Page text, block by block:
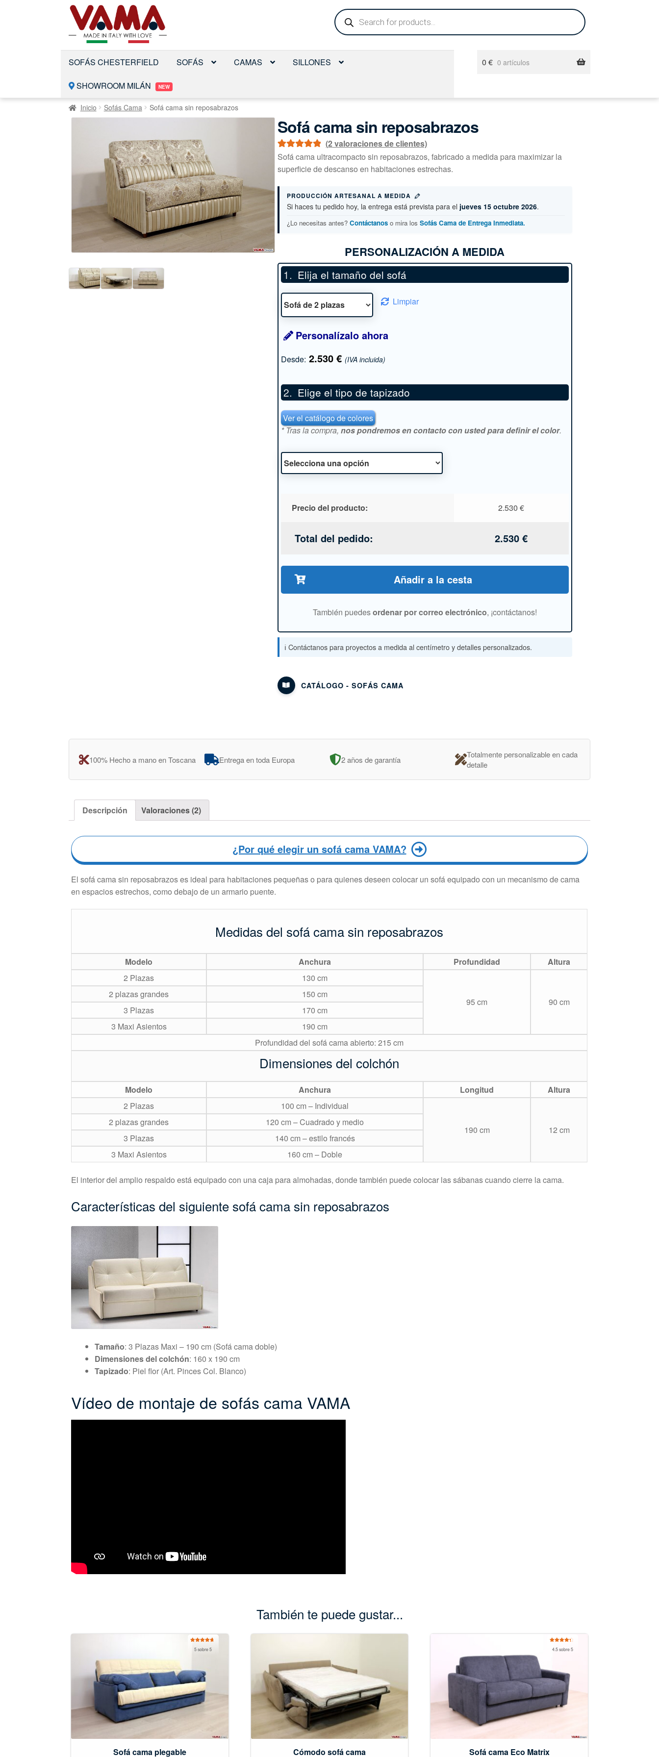
Saltar
la
navegación
Ir
al
contenido
Búsqueda
de
productos
SOFÁS CHESTERFIELD SOFÁS CAMAS SILLONES
SHOWROOM MILÁN NEW
0 € 0 artículos
Inicio Sofás Cama Sofá cama sin reposabrazos
Sofá cama sin reposabrazos
Valorado con
5.00de 5 en
2
de clientes
(2valoraciones de clientes)
Sofá cama ultracompacto sin reposabrazos, fabricado a medida para maximizar la
superficie de descanso en habitaciones estrechas.
PRODUCCIÓN ARTESANAL A MEDIDA
Si haces tu pedido hoy, la entrega está prevista para el jueves 15 octubre 2026.
¿Lo necesitas antes? Contáctanoso mira los Sofás Cama de Entrega Inmediata.
PERSONALIZACIÓN A MEDIDA
Elija el tamaño del sofá
Limpiar
Personalízalo ahora
Desde: 2.530 € (IVA incluida)
Elige el tipo de tapizado
Ver el catálogo de colores
* Tras la compra,nos pondremos en contacto con usted para definir el color.
Precio del producto: 2.530€
Total del pedido: 2.530€
Añadir a la cesta
También puedesordenar por correo electrónico, ¡contáctanos!
ℹ️ Contáctanos para proyectos a medida al centímetro y detalles personalizados.
CATÁLOGO - SOFÁS CAMA
100% Hecho a mano en Toscana Entrega en toda Europa 2 años de garantía
Totalmente personalizable en cada
detalle
Descripción Valoraciones (2)
¿Por qué elegir un sofá cama VAMA?
El sofá cama sin reposabrazos es ideal para habitaciones pequeñas o para quienes deseen colocar un sofá equipado con un mecanismo de cama
en espacios estrechos, como debajo de un armario puente.
Medidas del sofá cama sin reposabrazos
Modelo Anchura Profundidad
Altura
2 Plazas
130 cm
95 cm 90 cm
2 plazas grandes
150 cm
3 Plazas
170 cm
3 Maxi Asientos
190 cm
Profundidad del sofá cama abierto: 215 cm
Dimensiones del colchón
Modelo Anchura Longitud
Altura
2 Plazas
100 cm – Individual
190 cm 12 cm
2 plazas grandes
120 cm – Cuadrado y medio
3 Plazas
140 cm – estilo francés
3 Maxi Asientos
160 cm – Doble
El interior del amplio respaldo está equipado con una caja para almohadas, donde también puede colocar las sábanas cuando cierre la cama.
Características del siguiente sofá cama sin reposabrazos
Tamaño: 3 Plazas Maxi – 190 cm (Sofá cama doble)
Dimensiones del colchón: 160 x 190 cm
Tapizado: Piel flor (Art. Pinces Col. Blanco)
Vídeo de montaje de sofás cama VAMA
También te puede gustar...
5 sobre 5
Sofá cama plegable Cómodo sofá cama
4.5 sobre 5
Sofá cama Eco Matrix